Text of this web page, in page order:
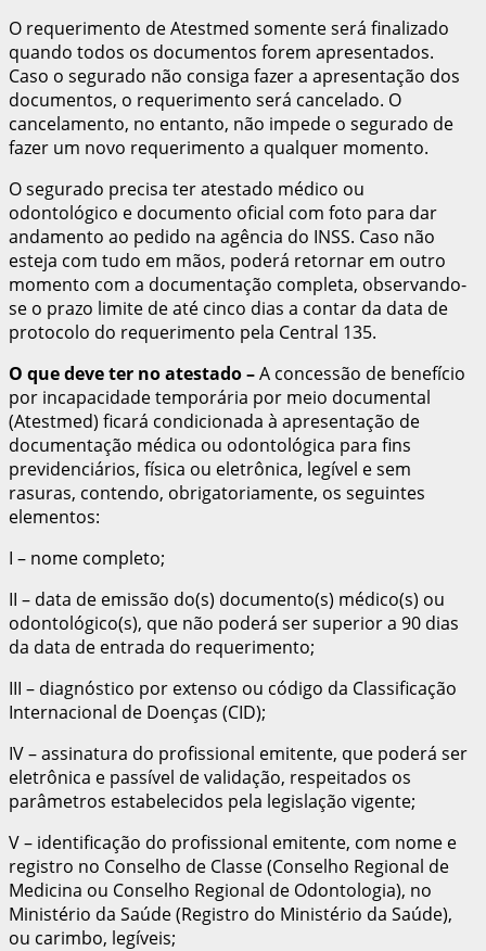
O requerimento de Atestmed somente será finalizado
quando todos os documentos forem apresentados.
Caso o segurado não consiga fazer a apresentação dos
documentos, o requerimento será cancelado. O
cancelamento, no entanto, não impede o segurado de
fazer um novo requerimento a qualquer momento.
O segurado precisa ter atestado médico ou
odontológico e documento oficial com foto para dar
andamento ao pedido na agência do INSS. Caso não
esteja com tudo em mãos, poderá retornar em outro
momento com a documentação completa, observando-
se o prazo limite de até cinco dias a contar da data de
protocolo do requerimento pela Central 135.
O que deve ter no atestado –A concessão de benefício
por incapacidade temporária por meio documental
(Atestmed) ficará condicionada à apresentação de
documentação médica ou odontológica para fins
previdenciários, física ou eletrônica, legível e sem
rasuras, contendo, obrigatoriamente, os seguintes
elementos:
I – nome completo;
II – data de emissão do(s) documento(s) médico(s) ou
odontológico(s), que não poderá ser superior a 90 dias
da data de entrada do requerimento;
III – diagnóstico por extenso ou código da Classificação
Internacional de Doenças (CID);
IV – assinatura do profissional emitente, que poderá ser
eletrônica e passível de validação, respeitados os
parâmetros estabelecidos pela legislação vigente;
V – identificação do profissional emitente, com nome e
registro no Conselho de Classe (Conselho Regional de
Medicina ou Conselho Regional de Odontologia), no
Ministério da Saúde (Registro do Ministério da Saúde),
ou carimbo, legíveis;